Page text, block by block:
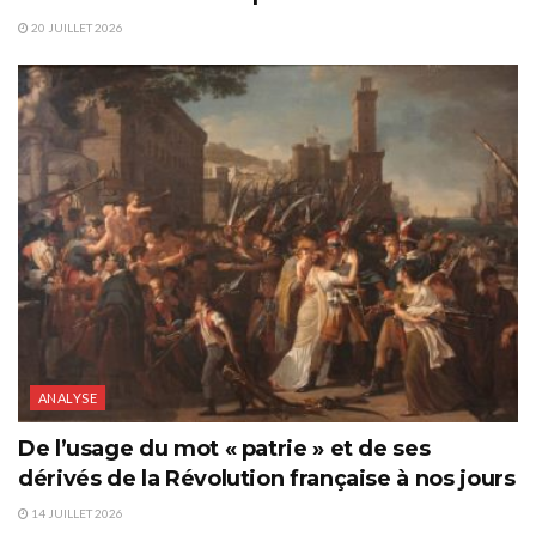
20 JUILLET 2026
ANALYSE
De l’usage du mot « patrie » et de ses
dérivés de la Révolution française à nos jours
14 JUILLET 2026